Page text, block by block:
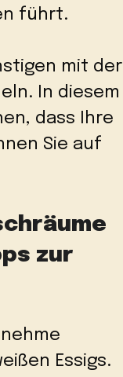
führt.
mit der
In diesem
dass Ihre
Sie auf
zur
Essigs.